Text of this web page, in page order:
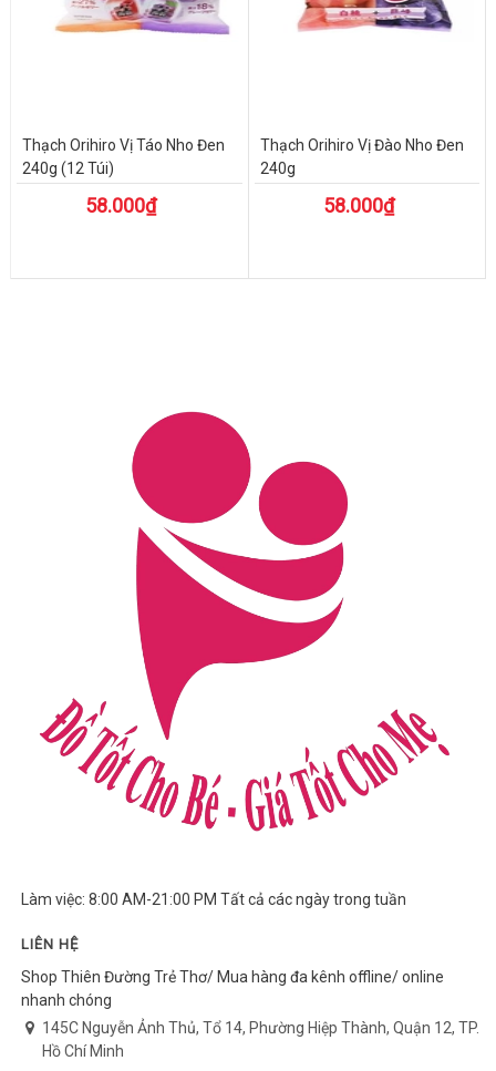
Thạch Orihiro Vị Táo Nho Đen
240g (12 Túi)
58.000₫
Thạch Orihiro Vị Đào Nho Đen
240g
58.000₫
Làm việc: 8:00 AM-21:00 PM Tất cả các ngày trong tuần
LIÊN HỆ
Shop Thiên Đường Trẻ Thơ/ Mua hàng đa kênh offline/ online
nhanh chóng
145C Nguyễn Ảnh Thủ, Tổ 14, Phường Hiệp Thành, Quận 12, TP.
Hồ Chí Minh